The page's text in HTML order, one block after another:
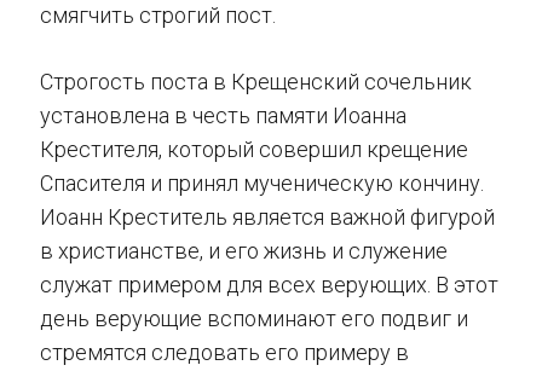
смягчить строгий пост.
Строгость поста в Крещенский сочельник
установлена в честь памяти Иоанна
Крестителя, который совершил крещение
Спасителя и принял мученическую кончину.
Иоанн Креститель является важной фигурой
в христианстве, и его жизнь и служение
служат примером для всех верующих. В этот
день верующие вспоминают его подвиг и
стремятся следовать его примеру в